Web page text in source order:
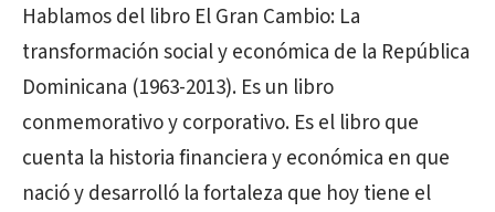
Hablamos del libro El Gran Cambio: La
transformación social y económica de la República
Dominicana (1963-2013). Es un libro
conmemorativo y corporativo. Es el libro que
cuenta la historia financiera y económica en que
nació y desarrolló la fortaleza que hoy tiene el